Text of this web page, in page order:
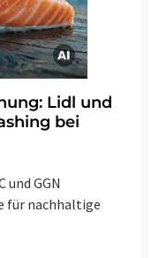
Lidl und
bei
und GGN
für nachhaltige